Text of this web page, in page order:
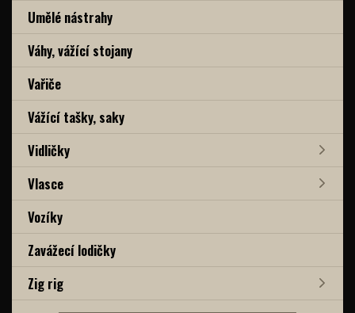
Umělé nástrahy
Váhy, vážící stojany
Vařiče
Vážící tašky, saky
Vidličky
Vlasce
Vozíky
Zavážecí lodičky
Zig rig